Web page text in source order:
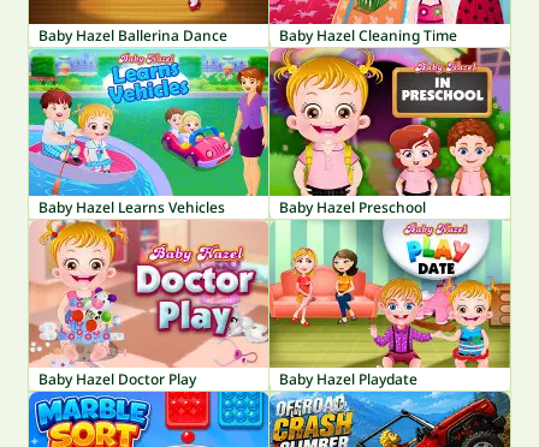
Baby Hazel Ballerina Dance Baby Hazel Cleaning Time
Baby Hazel Learns Vehicles Baby Hazel Preschool
Baby Hazel Doctor Play Baby Hazel Playdate